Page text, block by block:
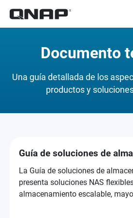
Documento
Una guía detallada de los
productos y
Guía de soluciones de
La Guía de soluciones de
presenta soluciones NAS
almacenamiento escalable,